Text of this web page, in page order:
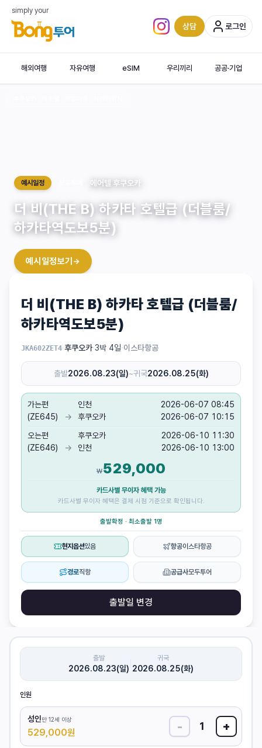
simply your
인스타그램 (새 탭)
상담 로그인
해외여행 자유여행 eSIM 우리끼리 공공·기업
Tenmangu
예시일정 에어텔 후쿠오카
더 비(THE B) 하카타 호텔급 (더블룸/
하카타역도보5분)
예시일정보기 →
더 비(THE B) 하카타 호텔급 (더블룸/
하카타역도보5분)
JKA602ZET4·후쿠오카·3박 4일·이스타항공
출발2026.08.23(일)~귀국2026.08.25(화)
가는편
(ZE645)
→
인천
후쿠오카
2026-06-07 08:45
2026-06-07 10:15
오는편
(ZE646)
→
후쿠오카
인천
2026-06-10 11:30
2026-06-10 13:00
₩529,000
카드사별 무이자 혜택 가능
카드사별 무이자 혜택은 결제 시점 기준으로 확인됩니다.
출발확정 · 최소출발 1명
현지옵션있음 항공이스타항공
경로직항 공급사모두투어
출발일 변경
출발
2026.08.23(일)
귀국
2026.08.25(화)
인원
성인만 12세 이상
529,000원 - 1 +